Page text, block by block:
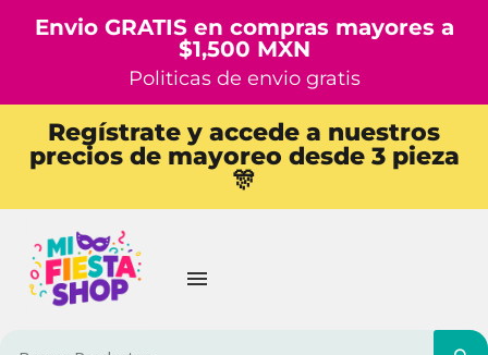
Envio GRATIS en compras mayores a
$1,500 MXN
Politicas de envio gratis
Regístrate y accede a nuestros
precios de mayoreo desde 3 pieza
🎊